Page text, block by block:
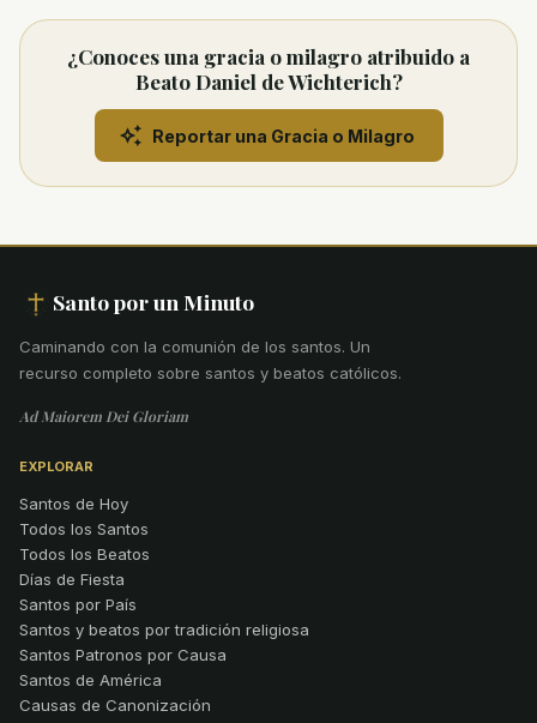
¿Conoces una gracia o milagro atribuido a
Beato Daniel de Wichterich?
Reportar una Gracia o Milagro
Santo por un Minuto
Caminando con la comunión de los santos. Un
recurso completo sobre santos y beatos católicos.
Ad Maiorem Dei Gloriam
EXPLORAR
Santos de Hoy
Todos los Santos
Todos los Beatos
Días de Fiesta
Santos por País
Santos y beatos por tradición religiosa
Santos Patronos por Causa
Santos de América
Causas de Canonización